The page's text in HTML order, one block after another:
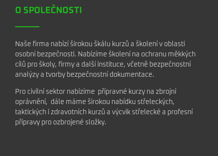
O SPOLEČNOSTI
Naše firma nabízí širokou škálu kurzů a školení v oblasti
osobní bezpečnosti. Nabízíme školení na ochranu měkkých
cílů pro školy, firmy a další instituce, včetně bezpečnostní
analýzy a tvorby bezpečnostní dokumentace.
Pro civilní sektor nabízíme přípravné kurzy na zbrojní
oprávnění, dále máme širokou nabídku střeleckých,
taktických i zdravotních kurzů a výcvik střelecké a profesní
přípravy pro ozbrojené složky.